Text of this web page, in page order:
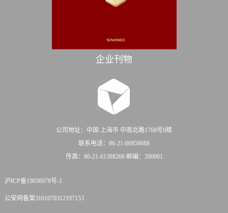
企业刊物
公司地址：中国 上海市 中南北路1768号8楼
联系电话：86-21-60850688
传真：86-21-61388260 邮编：200061
沪ICP备19038978号-1
公安网备案3101070312197153